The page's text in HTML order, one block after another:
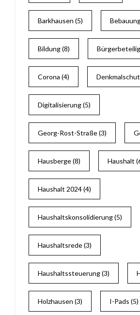
Barkhausen (5)
Bildung(8)
Corona (4)
Digitalisierung(5)
Georg-Rost-Straße(3)
Hausberge(8) Haushalt
Haushalt 2024(4)
Haushaltskonsolidierung(5)
Haushaltsrede(3)
Haushaltssteuerung(3)
Holzhausen (3) I-Pads (5)